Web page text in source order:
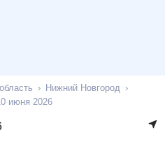
Нижний Новгород
июня 2026